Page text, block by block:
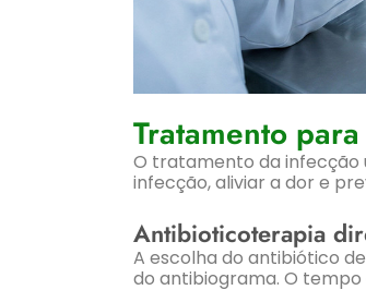
Tratamento
O tratamento da infecção
infecção, aliviar a dor e
Antibioticoterapia
A escolha do antibiótico
do antibiograma. O